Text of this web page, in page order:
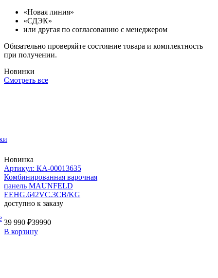
«Новая линия»
«СДЭК»
или другая по согласованию с менеджером
Обязательно проверяйте состояние товара и комплектность
при получении.
Новинки
Смотреть все
Новинка
Артикул: КА-00013635
Комбинированная варочная
панель MAUNFELD
EEHG.642VC.3CB/KG
доступно к заказу
39 990 ₽39990
В корзину